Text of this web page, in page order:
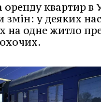
оренду квартир в
змін: у деяких
на одне житло